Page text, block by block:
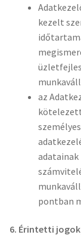
kezelt
az
adatainak
pontban
6. Érintetti